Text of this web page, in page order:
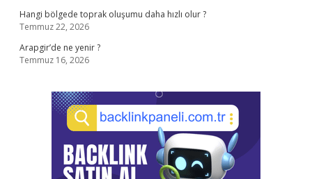
Hangi bölgede toprak oluşumu daha hızlı olur ?
Temmuz 22, 2026
Arapgir’de ne yenir ?
Temmuz 16, 2026